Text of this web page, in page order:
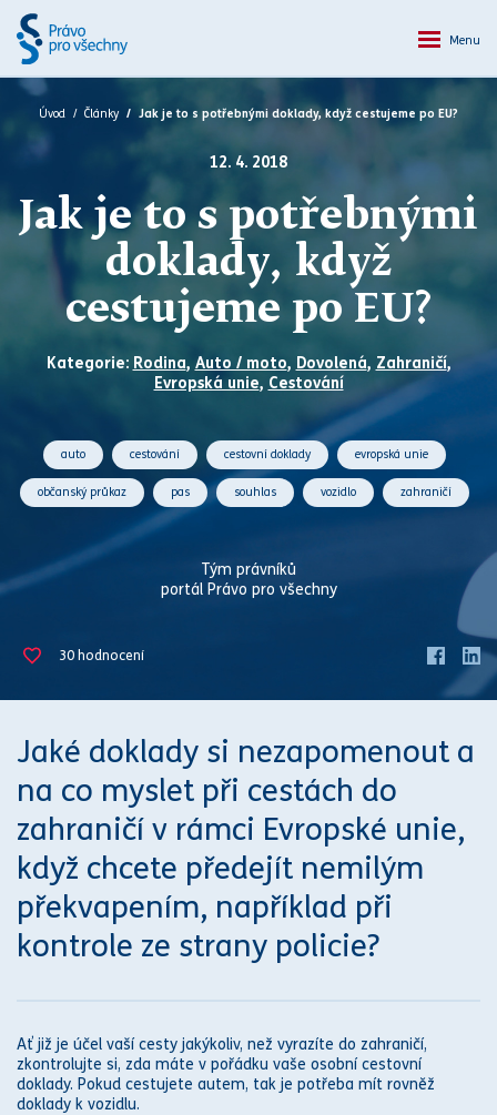
Menu
Úvod Články Jak je to s potřebnými doklady, když cestujeme po EU?
12. 4. 2018
Jak je to s potřebnými
doklady, když
cestujeme po EU?
Kategorie: Rodina, Auto / moto, Dovolená, Zahraničí,
Evropská unie, Cestování
auto cestování cestovní doklady evropská unie
občanský průkaz pas souhlas vozidlo zahraničí
Tým právníků
portál Právo pro všechny
30 hodnocení
Jaké doklady si nezapomenout a
na co myslet při cestách do
zahraničí v rámci Evropské unie,
když chcete předejít nemilým
překvapením, například při
kontrole ze strany policie?
Ať již je účel vaší cesty jakýkoliv, než vyrazíte do zahraničí,
zkontrolujte si, zda máte v pořádku vaše osobní cestovní
doklady. Pokud cestujete autem, tak je potřeba mít rovněž
doklady k vozidlu.